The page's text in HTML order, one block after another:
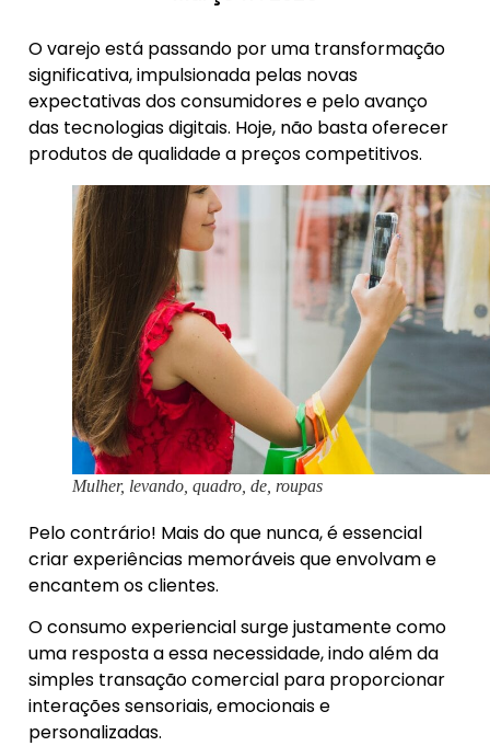
O varejo está passando por uma transformação
significativa, impulsionada pelas novas
expectativas dos consumidores e pelo avanço
das tecnologias digitais. Hoje, não basta oferecer
produtos de qualidade a preços competitivos.
Mulher, levando, quadro, de, roupas
Pelo contrário! Mais do que nunca, é essencial
criar experiências memoráveis que envolvam e
encantem os clientes.
O consumo experiencial surge justamente como
uma resposta a essa necessidade, indo além da
simples transação comercial para proporcionar
interações sensoriais, emocionais e
personalizadas.